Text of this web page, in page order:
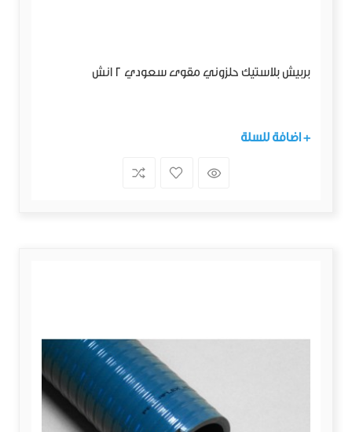
بربيش بلاستيك حلزوني مقوى سعودي 2 انش
+ اضافة للسلة